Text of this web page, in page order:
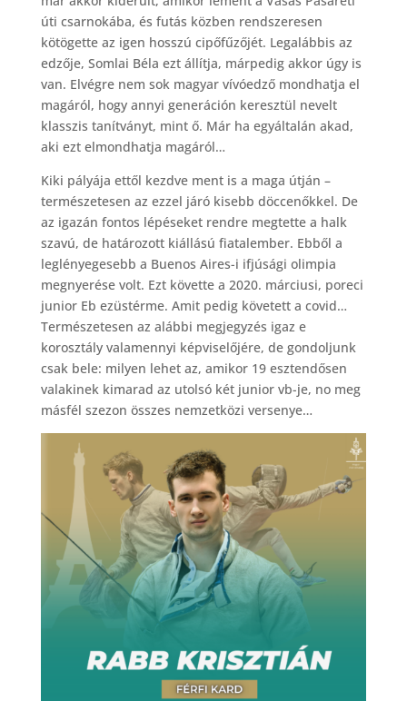
úti csarnokába, és futás közben rendszeresen
kötögette az igen hosszú cipőfűzőjét. Legalábbis az
edzője, Somlai Béla ezt állítja, márpedig akkor úgy is
van. Elvégre nem sok magyar vívóedző mondhatja el
magáról, hogy annyi generáción keresztül nevelt
klasszis tanítványt, mint ő. Már ha egyáltalán akad,
aki ezt elmondhatja magáról…
Kiki pályája ettől kezdve ment is a maga útján –
természetesen az ezzel járó kisebb döccenőkkel. De
az igazán fontos lépéseket rendre megtette a halk
szavú, de határozott kiállású fiatalember. Ebből a
leglényegesebb a Buenos Aires-i ifjúsági olimpia
megnyerése volt. Ezt követte a 2020. márciusi, poreci
junior Eb ezüstérme. Amit pedig követett a covid…
Természetesen az alábbi megjegyzés igaz e
korosztály valamennyi képviselőjére, de gondoljunk
csak bele: milyen lehet az, amikor 19 esztendősen
valakinek kimarad az utolsó két junior vb-je, no meg
másfél szezon összes nemzetközi versenye…